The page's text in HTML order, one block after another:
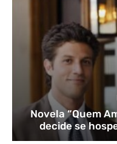
Novela “Quem
decide se